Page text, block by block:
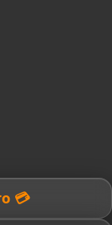
💳 Master Credit Like A Pro